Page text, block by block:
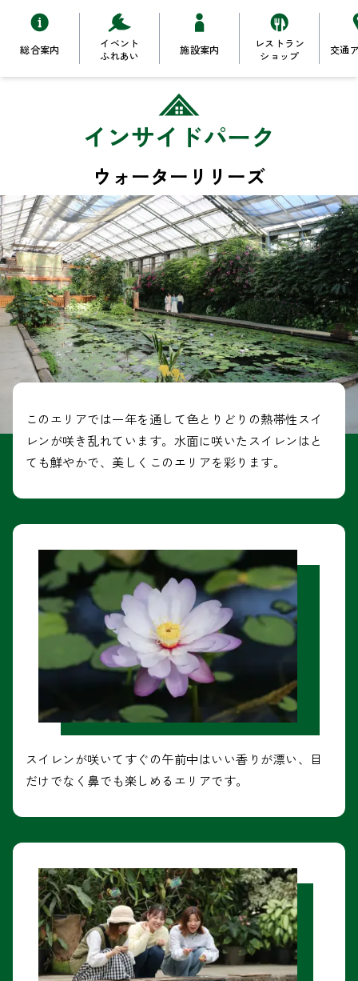
総合案内
イベント
ふれあい
施設案内
レストラン
ショップ
交通
インサイドパーク
ウォーターリリーズ
このエリアでは一年を通して色とりどりの熱帯性スイ
レンが咲き乱れています。水面に咲いたスイレンはと
ても鮮やかで、美しくこのエリアを彩ります。
スイレンが咲いてすぐの午前中はいい香りが漂い、目
だけでなく鼻でも楽しめるエリアです。